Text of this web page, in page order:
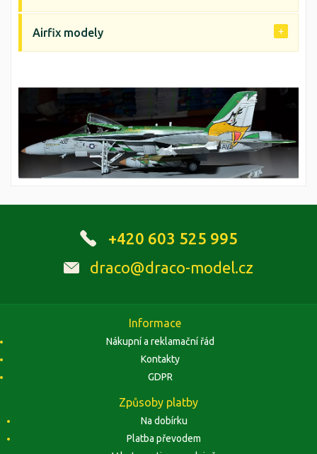
Airfix modely
+420 603 525 995
draco@draco-model.cz
Informace
Nákupní a reklamační řád
Kontakty
GDPR
Způsoby platby
Na dobírku
Platba převodem